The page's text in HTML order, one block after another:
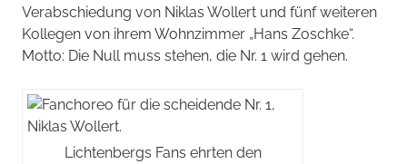
Verabschiedung von Niklas Wollert und fünf weiteren
Kollegen von ihrem Wohnzimmer „Hans Zoschke“.
Motto: Die Null muss stehen, die Nr. 1 wird gehen.
Lichtenbergs Fans ehrten den